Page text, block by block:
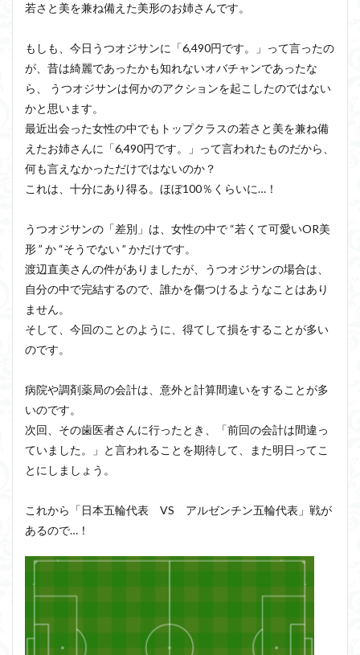
若さと美を兼ね備えた美形のお姉さんです。
もしも、今日うつオジサンに「6,490円です。」って言ったの
が、昔は綺麗であったかも知れないオバチャンであったな
ら、 うつオジサンは何かのアクションを起こしたのではない
かと思います。
最近出会った女性の中でもトップクラスの若さと美を兼ね備
えたお姉さんに「6,490円です。」って言われたものだから、
何も言えなかっただけではないのか？
これは、十分にあり得る。ほぼ100％くらいに…！
うつオジサンの「差別」は、女性の中で “若くて可愛いOR美
形 ” か “そうでない ” かだけです。
渡辺直美さんの件がありましたが、うつオジサンの場合は、
自分の中で完結するので、誰かを傷つけるようなことはあり
ません。
そして、今回のことのように、得てして損をすることが多い
のです。
病院や調剤薬局の会計は、意外と計算間違いをすることが多
いのです。
次回、その歯医者さんに行ったとき、「前回の会計は間違っ
ていました。」と言われることを期待して、また明日ってこ
とにしましょう。
これから「日本五輪代表 VS アルゼンチン五輪代表」戦が
あるので…！